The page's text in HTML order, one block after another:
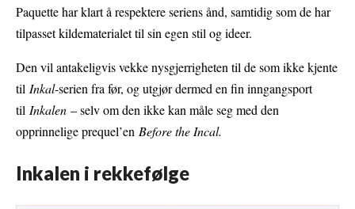
Paquette har klart å respektere seriens ånd, samtidig som de har
tilpasset kildematerialet til sin egen stil og ideer.
Den vil antakeligvis vekke nysgjerrigheten til de som ikke kjente
til Inkal-serien fra før, og utgjør dermed en fin inngangsport
til Inkalen – selv om den ikke kan måle seg med den
opprinnelige prequel’en Before the Incal.
Inkalen i rekkefølge